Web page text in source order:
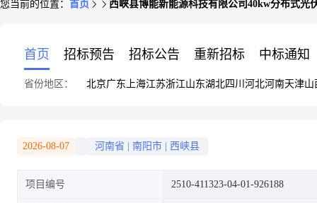
您当前的位置： 首页 西峡县博能新能源科技有限公司40kw分布式光
首页 招标预告 招标公告 重新招标 中标通知
省份地区： 北京广东 上海江苏浙江山东湖北四川 河北河南天津山
2026-08-07 河南省 南阳市 西峡县
项目编号 2510-411323-04-01-926188